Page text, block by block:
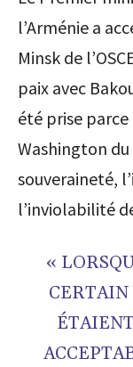
l’Arménie a
Minsk de
paix avec
été prise
Washington
souveraineté,
l’inviolabilité
«
CERTAIN